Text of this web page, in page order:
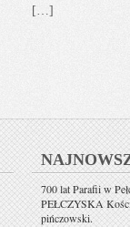
[…]
700 lat Parafii w
PEŁCZYSKA
pińczowski.